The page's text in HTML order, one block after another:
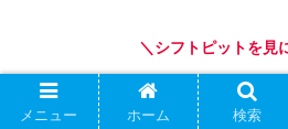
＼シフトピットを見
メニュー ホーム 検索